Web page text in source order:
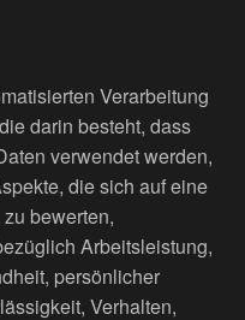
Verarbeitung
darin besteht, dass
verwendet werden,
die sich auf eine
bewerten,
Arbeitsleistung,
persönlicher
Verhalten,